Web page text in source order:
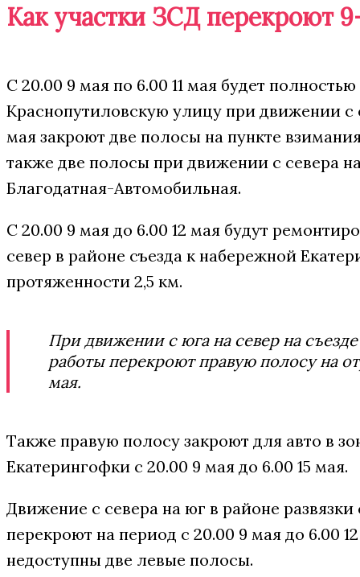
Как участки ЗСД перекроют
С 20.00 9 мая по 6.00 11 мая будет
Краснопутиловскую улицу при движении с
мая закроют две полосы на пункте
также две полосы при движении с севера
Благодатная-Автомобильная.
С 20.00 9 мая до 6.00 12 мая будут
север в районе съезда к набережной
протяженности 2,5 км.
При движении с юга на север на
работы перекроют правую полосу на
мая.
Также правую полосу закроют для авто в
Екатерингофки с 20.00 9 мая до 6.00 15 мая.
Движение с севера на юг в районе
перекроют на период с 20.00 9 мая до 6.00
недоступны две левые полосы.